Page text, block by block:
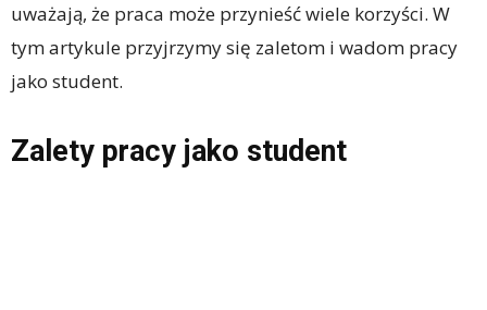
uważają, że praca może przynieść wiele korzyści. W
tym artykule przyjrzymy się zaletom i wadom pracy
jako student.
Zalety pracy jako student